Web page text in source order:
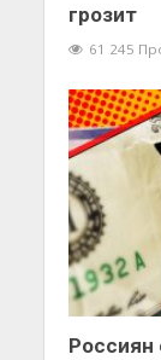
грозит
61 245
Россиян